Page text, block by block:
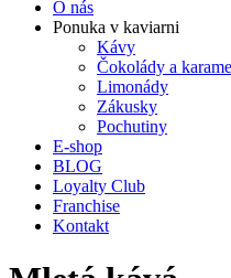
O nás
Ponuka v kaviarni
Kávy
Čokolády a
Limonády
Zákusky
Pochutiny
E-shop
BLOG
Loyalty Club
Franchise
Kontakt